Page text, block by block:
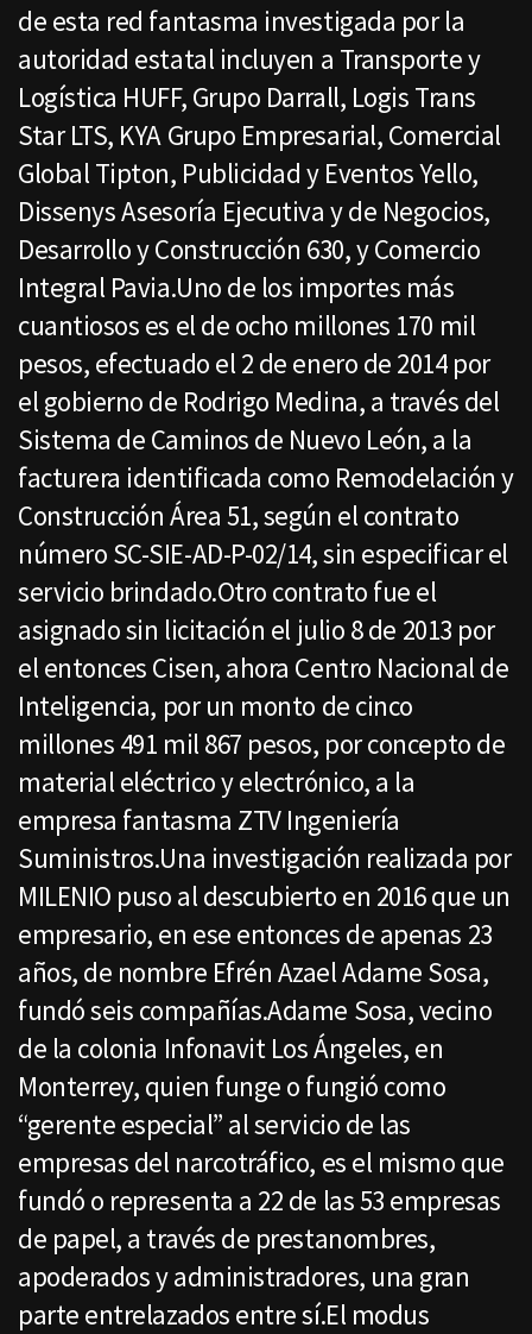
de esta red fantasma investigada por la
autoridad estatal incluyen a Transporte y
Logística HUFF, Grupo Darrall, Logis Trans
Star LTS, KYA Grupo Empresarial, Comercial
Global Tipton, Publicidad y Eventos Yello,
Dissenys Asesoría Ejecutiva y de Negocios,
Desarrollo y Construcción 630, y Comercio
Integral Pavia.Uno de los importes más
cuantiosos es el de ocho millones 170 mil
pesos, efectuado el 2 de enero de 2014 por
el gobierno de Rodrigo Medina, a través del
Sistema de Caminos de Nuevo León, a la
facturera identificada como Remodelación y
Construcción Área 51, según el contrato
número SC-SIE-AD-P-02/14, sin especificar el
servicio brindado.Otro contrato fue el
asignado sin licitación el julio 8 de 2013 por
el entonces Cisen, ahora Centro Nacional de
Inteligencia, por un monto de cinco
millones 491 mil 867 pesos, por concepto de
material eléctrico y electrónico, a la
empresa fantasma ZTV Ingeniería
Suministros.Una investigación realizada por
MILENIO puso al descubierto en 2016 que un
empresario, en ese entonces de apenas 23
años, de nombre Efrén Azael Adame Sosa,
fundó seis compañías.Adame Sosa, vecino
de la colonia Infonavit Los Ángeles, en
Monterrey, quien funge o fungió como
“gerente especial” al servicio de las
empresas del narcotráfico, es el mismo que
fundó o representa a 22 de las 53 empresas
de papel, a través de prestanombres,
apoderados y administradores, una gran
parte entrelazados entre sí.El modus